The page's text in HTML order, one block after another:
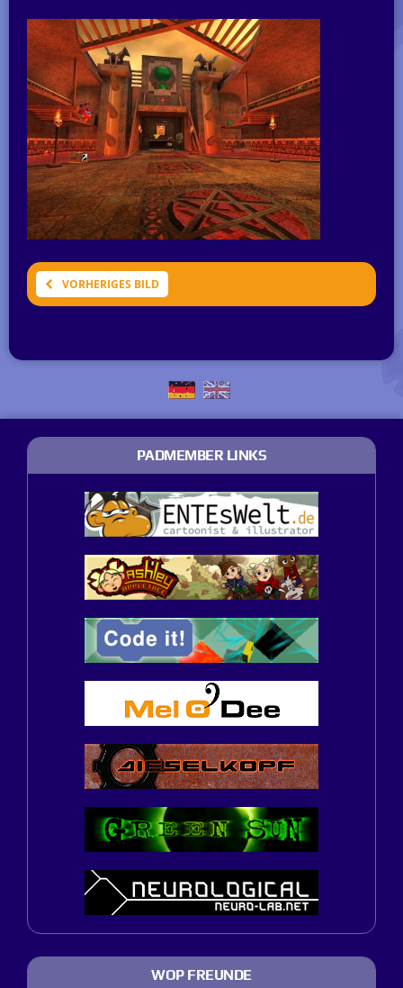
VORHERIGES BILD
PADMEMBER LINKS
WOP FREUNDE